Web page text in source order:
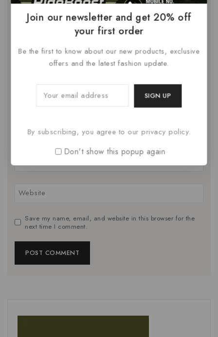
Comment*
Name*
Website
Save my name, email, and website in this browser for the
next time I comment.
Join our newsletter and get 20% off
your first order
Be the first to know about our new products, exclusive
offers and the latest fashion update.
By subscribing, you agree to our privacy policy.
Don't show this popup again